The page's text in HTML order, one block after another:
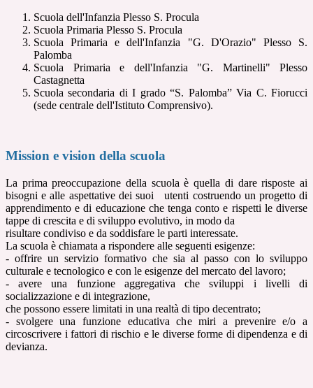
Scuola dell'Infanzia Plesso S. Procula
Scuola Primaria Plesso S. Procula
Scuola Primaria e dell'Infanzia "G. D'Orazio" Plesso S.
Palomba
Scuola Primaria e dell'Infanzia "G. Martinelli" Plesso
Castagnetta
Scuola secondaria di I grado “S. Palomba” Via C. Fiorucci
(sede centrale dell'Istituto Comprensivo).
Mission e vision della scuola
La prima preoccupazione della scuola è quella di dare risposte ai
bisogni e alle aspettative dei suoi utenti costruendo un progetto di
apprendimento e di educazione che tenga conto e rispetti le diverse
tappe di crescita e di sviluppo evolutivo, in modo da
risultare condiviso e da soddisfare le parti interessate.
La scuola è chiamata a rispondere alle seguenti esigenze:
- offrire un servizio formativo che sia al passo con lo sviluppo
culturale e tecnologico e con le esigenze del mercato del lavoro;
- avere una funzione aggregativa che sviluppi i livelli di
socializzazione e di integrazione,
che possono essere limitati in una realtà di tipo decentrato;
- svolgere una funzione educativa che miri a prevenire e/o a
circoscrivere i fattori di rischio e le diverse forme di dipendenza e di
devianza.